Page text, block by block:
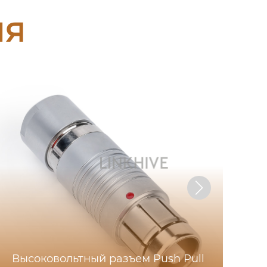
Высоковольтный разъем Push Pull